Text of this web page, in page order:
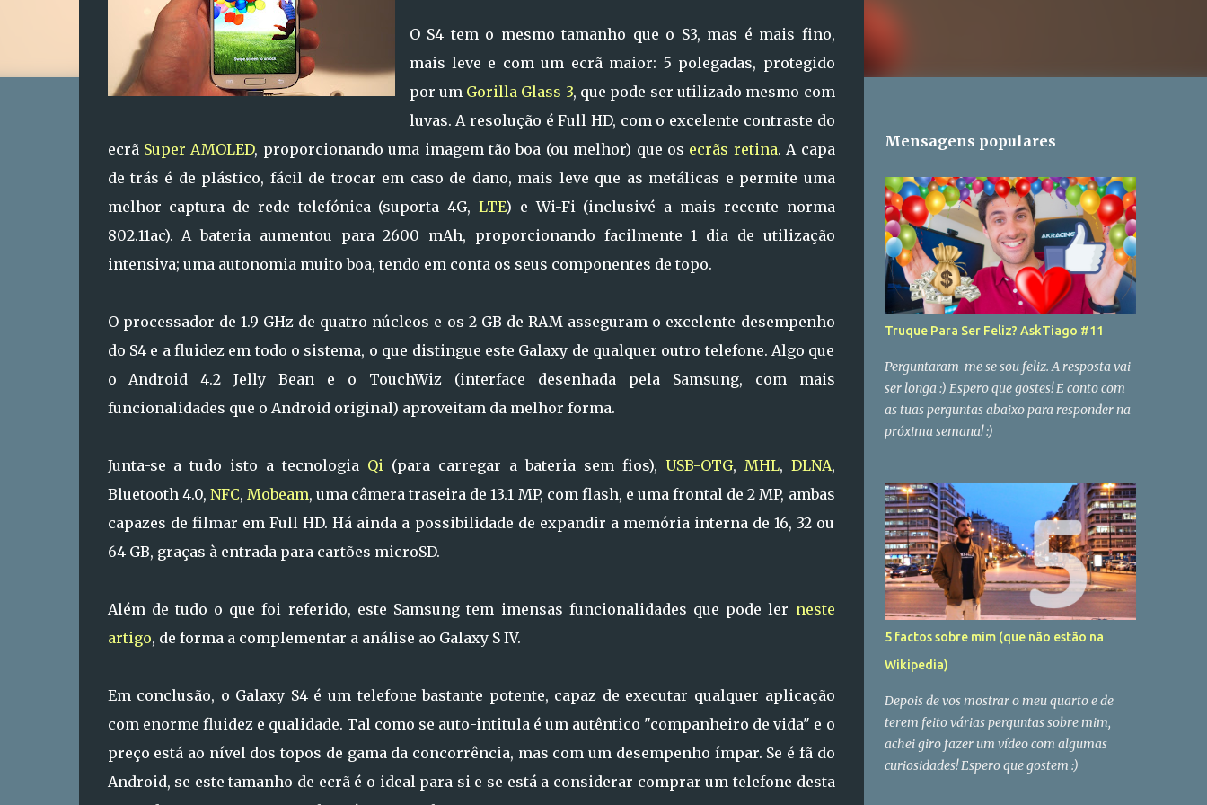
O S4 tem o mesmo tamanho que o S3, mas é mais fino,
mais leve e com um ecrã maior: 5 polegadas, protegido
por um Gorilla Glass 3, que pode ser utilizado mesmo com
luvas. A resolução é Full HD, com o excelente contraste do
ecrã Super AMOLED, proporcionando uma imagem tão boa (ou melhor) que os ecrãs retina. A capa
de trás é de plástico, fácil de trocar em caso de dano, mais leve que as metálicas e permite uma
melhor captura de rede telefónica (suporta 4G, LTE) e Wi-Fi (inclusivé a mais recente norma
802.11ac). A bateria aumentou para 2600 mAh, proporcionando facilmente 1 dia de utilização
intensiva; uma autonomia muito boa, tendo em conta os seus componentes de topo.
O processador de 1.9 GHz de quatro núcleos e os 2 GB de RAM asseguram o excelente desempenho
do S4 e a fluidez em todo o sistema, o que distingue este Galaxy de qualquer outro telefone. Algo que
o Android 4.2 Jelly Bean e o TouchWiz (interface desenhada pela Samsung, com mais
funcionalidades que o Android original) aproveitam da melhor forma.
Junta-se a tudo isto a tecnologia Qi (para carregar a bateria sem fios), USB-OTG, MHL, DLNA,
Bluetooth 4.0, NFC, Mobeam, uma câmera traseira de 13.1 MP, com flash, e uma frontal de 2 MP, ambas
capazes de filmar em Full HD. Há ainda a possibilidade de expandir a memória interna de 16, 32 ou
64 GB, graças à entrada para cartões microSD.
Além de tudo o que foi referido, este Samsung tem imensas funcionalidades que pode ler neste
artigo, de forma a complementar a análise ao Galaxy S IV.
Em conclusão, o Galaxy S4 é um telefone bastante potente, capaz de executar qualquer aplicação
com enorme fluidez e qualidade. Tal como se auto-intitula é um autêntico "companheiro de vida" e o
preço está ao nível dos topos de gama da concorrência, mas com um desempenho ímpar. Se é fã do
Android, se este tamanho de ecrã é o ideal para si e se está a considerar comprar um telefone desta
Mensagens populares
Truque Para Ser Feliz? AskTiago #11
Perguntaram-me se sou feliz. A resposta vai
ser longa :) Espero que gostes! E conto com
as tuas perguntas abaixo para responder na
próxima semana! :)
5 factos sobre mim (que não estão na
Wikipedia)
Depois de vos mostrar o meu quarto e de
terem feito várias perguntas sobre mim,
achei giro fazer um vídeo com algumas
curiosidades! Espero que gostem :)